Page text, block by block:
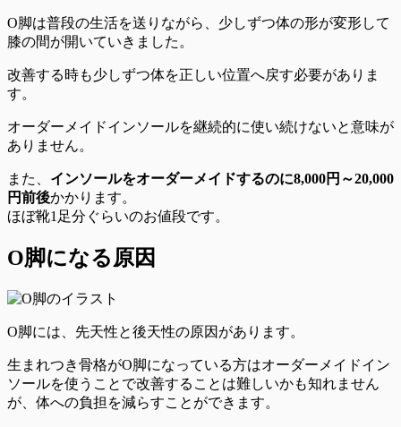
O脚は普段の生活を送りながら、少しずつ体の形が変形して
膝の間が開いていきました。
改善する時も少しずつ体を正しい位置へ戻す必要がありま
す。
オーダーメイドインソールを継続的に使い続けないと意味が
ありません。
また、 インソールをオーダーメイドするのに8,000円～20,000
円前後かかります。
ほぼ靴1足分ぐらいのお値段です。
O脚になる原因
O脚には、先天性と後天性の原因があります。
生まれつき骨格がO脚になっている方はオーダーメイドイン
ソールを使うことで改善することは難しいかも知れません
が、 体への負担を減らすことができます。